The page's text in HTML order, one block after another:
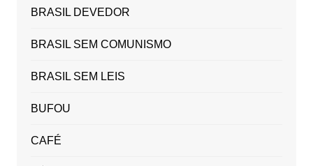
BRASIL DEVEDOR
BRASIL SEM COMUNISMO
BRASIL SEM LEIS
BUFOU
CAFÉ